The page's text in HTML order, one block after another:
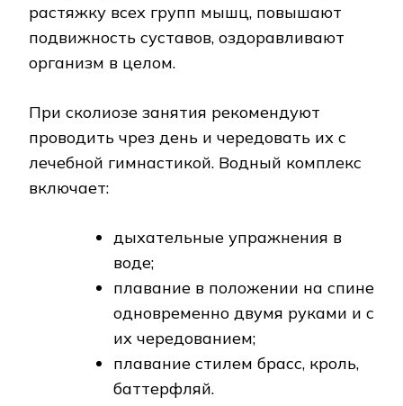
растяжку всех групп мышц, повышают
подвижность суставов, оздоравливают
организм в целом.
При сколиозе занятия рекомендуют
проводить чрез день и чередовать их с
лечебной гимнастикой. Водный комплекс
включает:
дыхательные упражнения в
воде;
плавание в положении на спине
одновременно двумя руками и с
их чередованием;
плавание стилем брасс, кроль,
баттерфляй.